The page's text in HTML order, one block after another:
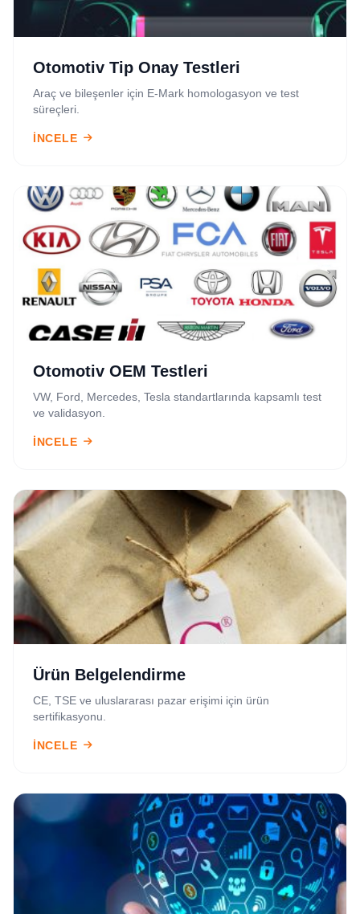
Otomotiv Tip Onay Testleri
Araç ve bileşenler için E-Mark homologasyon ve test
süreçleri.
İNCELE
Otomotiv OEM Testleri
VW, Ford, Mercedes, Tesla standartlarında kapsamlı test
ve validasyon.
İNCELE
Ürün Belgelendirme
CE, TSE ve uluslararası pazar erişimi için ürün
sertifikasyonu.
İNCELE